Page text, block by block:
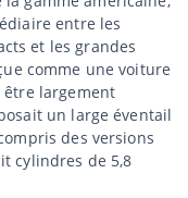
entre les
et les grandes
comme une voiture
largement
un large éventail
des versions
cylindres de 5,8